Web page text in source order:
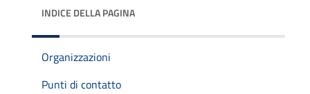
INDICE DELLA PAGINA
Organizzazioni
Punti di contatto